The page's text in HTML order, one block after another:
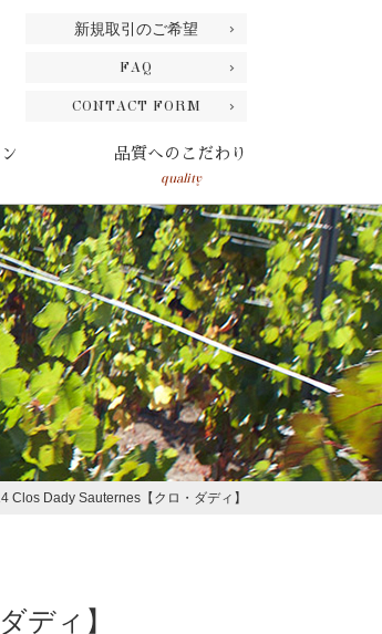
新規取引のご希望
FAQ
CONTACT FORM
品質へのこだわり
quality
Clos Dady Sauternes【クロ・ダディ】
ディ】